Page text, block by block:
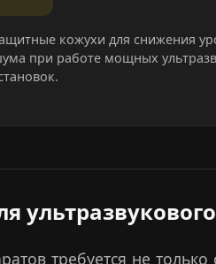
кожухи для снижения
при работе мощных
требуется не